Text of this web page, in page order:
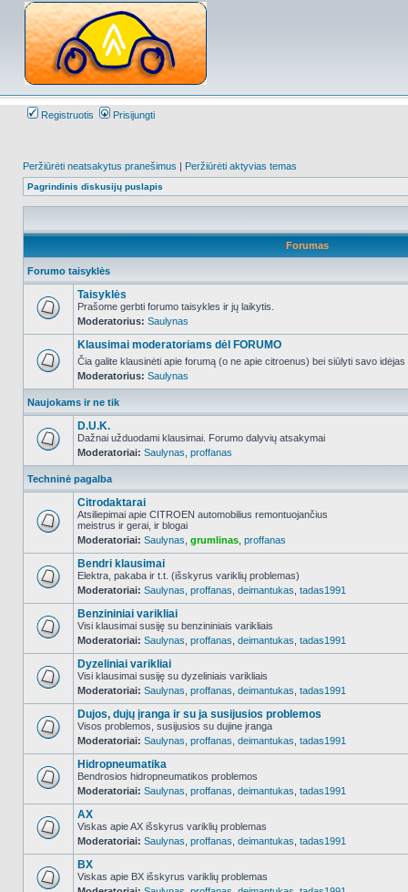
Registruotis Prisijungti
Peržiūrėti neatsakytus pranešimus | Peržiūrėti aktyvias temas
Pagrindinis diskusijų puslapis
Forumas
Forumo taisyklės
NO_UNREAD_POSTS
Taisyklės
Prašome gerbti forumo taisykles ir jų laikytis.
Moderatorius: Saulynas
NO_UNREAD_POSTS
Klausimai moderatoriams dėl FORUMO
Čia galite klausinėti apie forumą (o ne apie citroenus) bei siūlyti savo
Moderatorius: Saulynas
Naujokams ir ne tik
NO_UNREAD_POSTS
D.U.K.
Dažnai užduodami klausimai. Forumo dalyvių atsakymai
Moderatoriai: Saulynas proffanas
Techninė pagalba
NO_UNREAD_POSTS
Citrodaktarai
Atsiliepimai apie CITROEN automobilius remontuojančius
meistrus ir gerai, ir blogai
Moderatoriai: Saulynas grumlinas proffanas
NO_UNREAD_POSTS
Bendri klausimai
Elektra, pakaba ir t.t. (išskyrus variklių problemas)
Moderatoriai: Saulynas proffanas deimantukas tadas1991
NO_UNREAD_POSTS
Benzininiai varikliai
Visi klausimai susiję su benzininiais varikliais
Moderatoriai: Saulynas proffanas deimantukas tadas1991
NO_UNREAD_POSTS
Dyzeliniai varikliai
Visi klausimai susiję su dyzeliniais varikliais
Moderatoriai: Saulynas proffanas deimantukas tadas1991
NO_UNREAD_POSTS
Dujos, dujų įranga ir su ja susijusios problemos
Visos problemos, susijusios su dujine įranga
Moderatoriai: Saulynas proffanas deimantukas tadas1991
NO_UNREAD_POSTS
Hidropneumatika
Bendrosios hidropneumatikos problemos
Moderatoriai: Saulynas proffanas deimantukas tadas1991
NO_UNREAD_POSTS
AX
Viskas apie AX išskyrus variklių problemas
Moderatoriai: Saulynas proffanas deimantukas tadas1991
BX
Viskas apie BX išskyrus variklių problemas